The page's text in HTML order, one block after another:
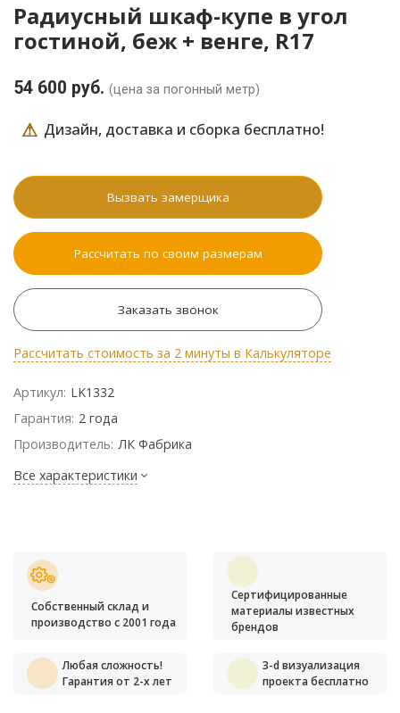
Радиусный шкаф-купе в угол
гостиной, беж + венге, R17
54 600 руб. (цена за погонный метр)
⚠ Дизайн, доставка и сборка бесплатно!
Вызвать замерщика
Рассчитать по своим размерам
Заказать звонок
Рассчитать стоимость за 2 минуты в Калькуляторе
Артикул: LK1332
Гарантия: 2 года
Производитель: ЛК Фабрика
Все характеристики
Собственный склад и
производство с 2001 года
Сертифицированные
материалы известных
брендов
Любая сложность!
Гарантия от 2-х лет
3-d визуализация
проекта бесплатно